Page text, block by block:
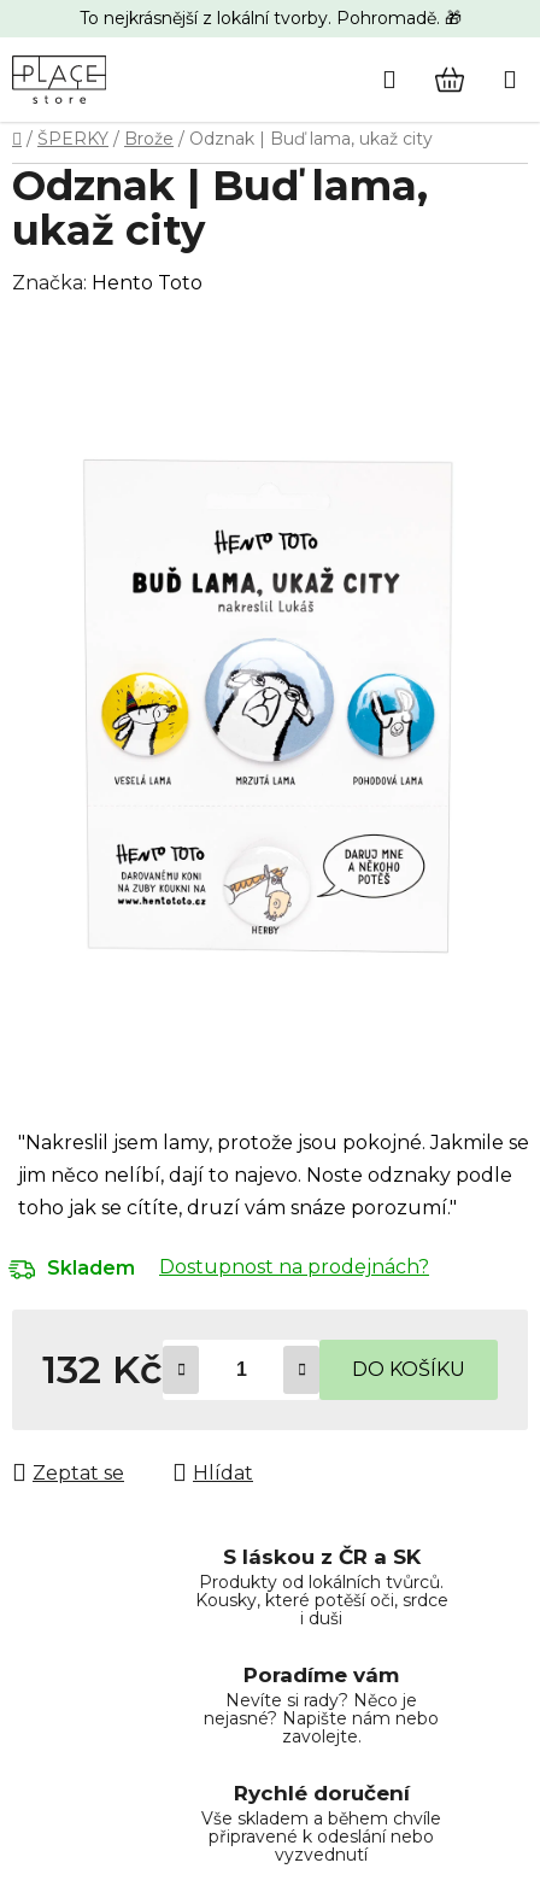
na
obsah
To nejkrásnější z lokální tvorby. Pohromadě. 🎁
Hledat
Domů
/ ŠPERKY / Brože / Odznak | Buď lama, ukaž city
"Nakreslil jsem lamy, protože jsou pokojné. Jakmile se
jim něco nelíbí, dají to najevo. Noste odznaky podle
toho jak se cítíte, druzí vám snáze porozumí."
Skladem Dostupnost na prodejnách?
132 Kč DO KOŠÍKU
Zeptat se Hlídat
Odznak | Buď lama,
ukaž city
Značka: Hento Toto
S láskou z ČR a SK
Produkty od lokálních tvůrců.
Kousky, které potěší oči, srdce
i duši
Poradíme vám
Nevíte si rady? Něco je
nejasné? Napište nám nebo
zavolejte.
Rychlé doručení
Vše skladem a během chvíle
připravené k odeslání nebo
vyzvednutí